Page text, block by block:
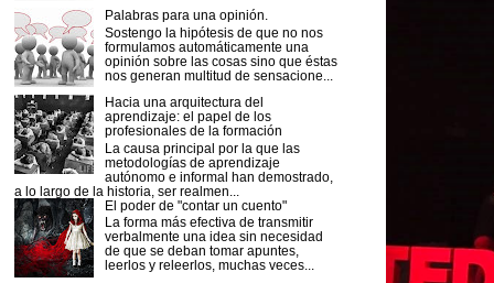
Palabras para una opinión.
Sostengo la hipótesis de que no nos
formulamos automáticamente una
opinión sobre las cosas sino que éstas
nos generan multitud de sensacione...
Hacia una arquitectura del
aprendizaje: el papel de los
profesionales de la formación
La causa principal por la que las
metodologías de aprendizaje
autónomo e informal han demostrado,
a lo largo de la historia, ser realmen...
El poder de "contar un cuento"
La forma más efectiva de transmitir
verbalmente una idea sin necesidad
de que se deban tomar apuntes,
leerlos y releerlos, muchas veces...